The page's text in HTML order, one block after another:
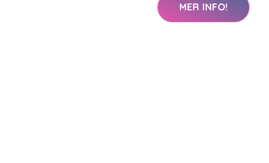
MER INFO!